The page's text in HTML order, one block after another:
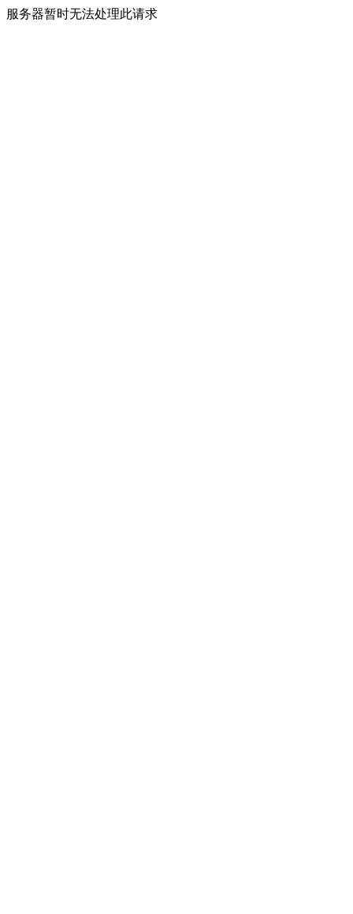
服务器暂时无法处理此请求